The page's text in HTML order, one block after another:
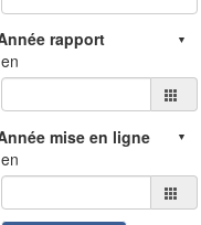
en
en